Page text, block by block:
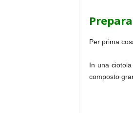
Per prima
In una
composto